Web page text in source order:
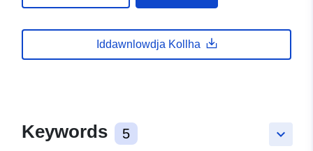
Iddawnlowdja Kollha
keyboard_arrow_down
Keywords 5